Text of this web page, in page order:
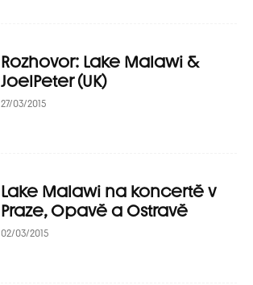
Rozhovor: Lake Malawi &
JoelPeter (UK)
27/03/2015
Lake Malawi na koncertě v
Praze, Opavě a Ostravě
02/03/2015